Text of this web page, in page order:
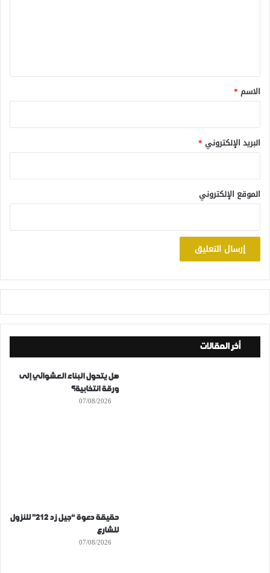
*
الاسم *
البريد الإلكتروني *
الموقع الإلكتروني
أخر المقالات
هل يتحول البناء العشوائي إلى
ورقة انتخابية؟
07/08/2026
حقيقة دعوة “جيل زد 212” للنزول
للشارع
07/08/2026